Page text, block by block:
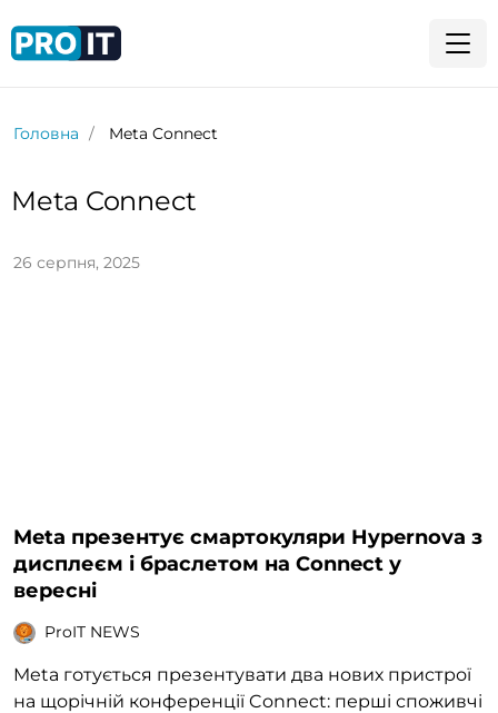
Головна Meta Connect
Meta Connect
26 серпня, 2025
Meta презентує смартокуляри Hypernova з
дисплеєм і браслетом на Connect у
вересні
ProIT NEWS
Meta готується презентувати два нових пристрої
на щорічній конференції Connect: перші споживчі